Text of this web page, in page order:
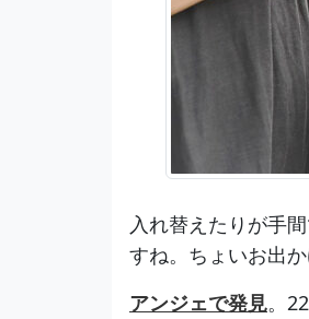
入れ替えたりが手
すね。ちょいお出
アンジェで発見。